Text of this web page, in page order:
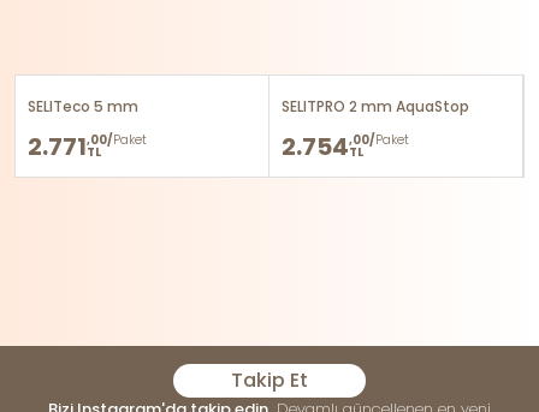
SELITeco 5 mm
2.771,00/Paket
TL
SELITPRO 2 mm AquaStop
2.754,00/Paket
TL
Takip Et